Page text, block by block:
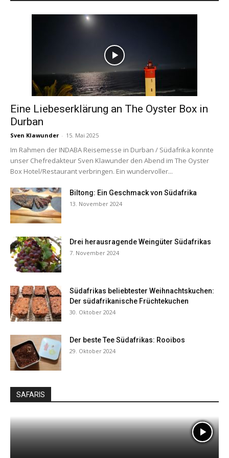
Eine Liebeserklärung an The Oyster Box in
Durban
Sven Klawunder - 15. Mai 2025
Im Rahmen der INDABA Reisemesse in Durban / Südafrika konnte
unser Chefredakteur Sven Klawunder den Abend im The Oyster
Box Hotel/Restaurant verbringen. Ein wundervoller...
Biltong: Ein Geschmack von Südafrika
13. November 2024
Drei herausragende Weingüter Südafrikas
7. November 2024
Südafrikas beliebtester Weihnachtskuchen:
Der südafrikanische Früchtekuchen
30. Oktober 2024
Der beste Tee Südafrikas: Rooibos
29. Oktober 2024
SAFARIS